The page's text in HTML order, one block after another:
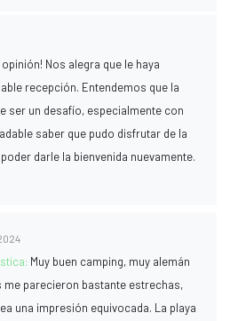
Nos alegra que le haya
recepción. Entendemos que la
ser un desafío, especialmente con
saber que pudo disfrutar de la
darle la bienvenida nuevamente.
Muy buen camping, muy alemán
me parecieron bastante estrechas,
una impresión equivocada. La playa